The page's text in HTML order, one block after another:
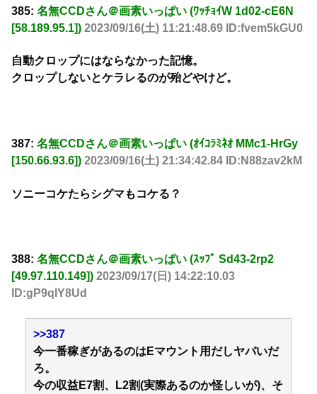
385: 名無CCDさん＠画素いっぱい (ﾜｯﾁｮｲW 1d02-cE6N
[58.189.95.1]) 2023/09/16(土) 11:21:48.69 ID:fvem5kGU0
自動クロップにはならなかった記憶。
クロップしないとケラレるのが殆どやけど。
387: 名無CCDさん＠画素いっぱい (ｵｲｺﾗﾐﾈｵ MMc1-HrGy
[150.66.93.6]) 2023/09/16(土) 21:34:42.84 ID:N88zav2kM
ソニーコケたらシグマもコケる？
388: 名無CCDさん＠画素いっぱい (ｽｯﾌﾟ Sd43-2rp2
[49.97.110.149]) 2023/09/17(日) 14:22:10.03
ID:gP9qIY8Ud
>>387
今一番稼ぎがあるのはEマウント用だしヤバいだ
ろ。
今の収益E7割、L2割(実際あるのか怪しいが)、そ